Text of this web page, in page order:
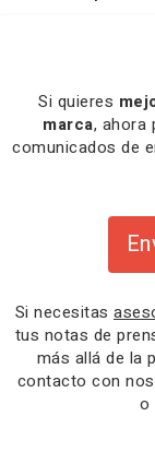
Si quieres
marca, ahora
comunicados de
Si necesitas
tus notas de
más allá de la
contacto con
o